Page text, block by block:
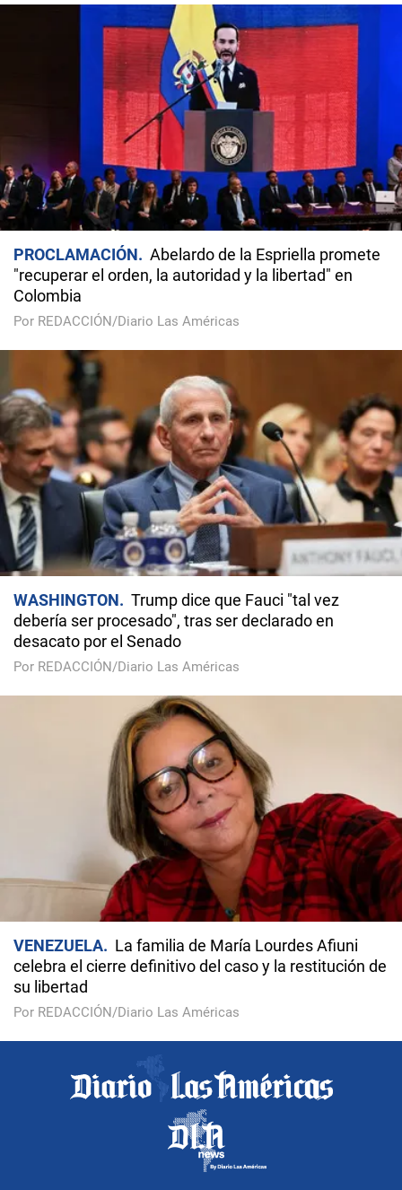
PROCLAMACIÓN
Abelardo de la Espriella promete
"recuperar el orden, la autoridad y la libertad" en
Colombia
Por REDACCIÓN/Diario Las Américas
WASHINGTON
Trump dice que Fauci "tal vez
debería ser procesado", tras ser declarado en
desacato por el Senado
Por REDACCIÓN/Diario Las Américas
VENEZUELA
La familia de María Lourdes Afiuni
celebra el cierre definitivo del caso y la restitución de
su libertad
Por REDACCIÓN/Diario Las Américas